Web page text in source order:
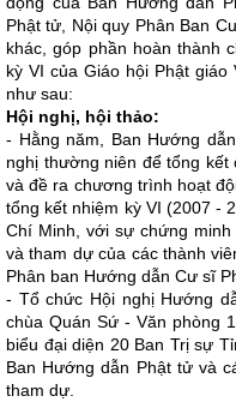
Phật tử, Nội quy Phân Ban
khác, góp phần hoàn thành
kỳ VI của Giáo hội Phật
như sau:
Hội nghị, hội thảo:
- Hằng năm, Ban Hướng
nghị thường niên để tổng
và đề ra chương trình hoạt
tổng kết nhiệm kỳ VI (2007 -
Chí Minh, với sự chứng
và tham dự của các thành
Phân ban Hướng dẫn Cư sĩ
- Tổ chức Hội nghị Hướng
chùa Quán Sứ - Văn phòng
biểu đại diện 20 Ban Trị sự
Ban Hướng dẫn Phật tử và
tham dự.